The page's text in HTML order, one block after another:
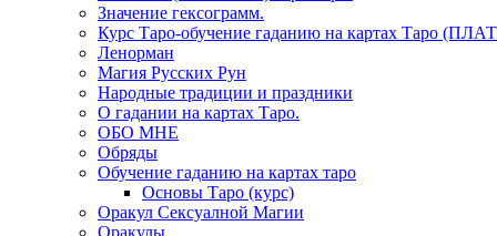
Значение гексограмм.
Курс Таро-обучение гаданию на картах Таро
Ленорман
Магия Русских Рун
Народные традиции и праздники
О гадании на картах Таро.
ОБО МНЕ
Обряды
Обучение гаданию на картах таро
Основы Таро (курс)
Оракул Сексуалной Магии
Оракулы